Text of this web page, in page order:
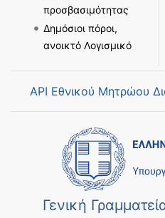
προσβασιμότητας
Δημόσιοι πόροι,
ανοικτό Λογισμικό
API Εθνικού Μητρώου
Γενική